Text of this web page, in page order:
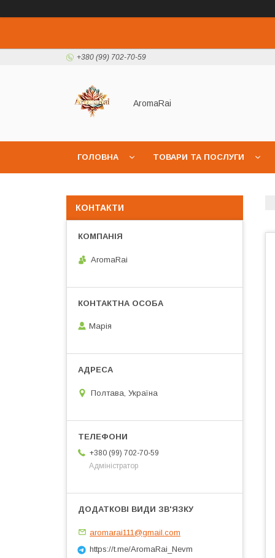
+380 (99) 702-70-59
AromaRai
ГОЛОВНА ТОВАРИ ТА ПОСЛУГИ
КОНТАКТИ
AromaRai
Марія
Полтава, Україна
+380 (99) 702-70-59
Адміністратор
aromarai111@gmail.com
https://t.me/AromaRai_Nevm